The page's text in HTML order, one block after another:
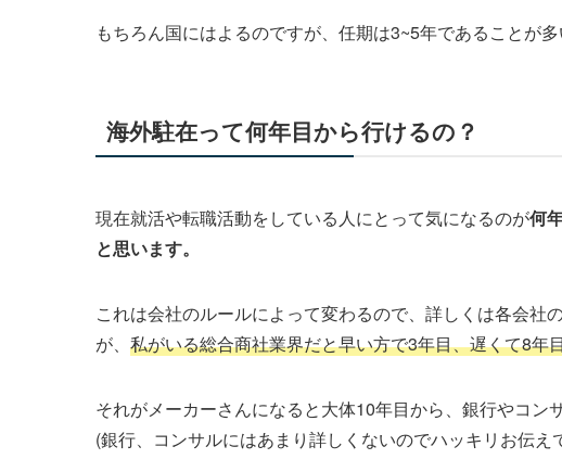
もちろん国にはよるのですが、 任期は3~5年であることが
海外駐在って何年目から行けるの？
現在就活や転職活動をしている人にとって気になるのが何
と思います。
これは会社のルールによって変わるので、詳しくは各会
が、 私がいる総合商社業界だと早い方で3年目、遅くて8年
それがメーカーさんになると大体10年目から、銀行やコン
(銀行、コンサルにはあまり詳しくないのでハッキリお伝え